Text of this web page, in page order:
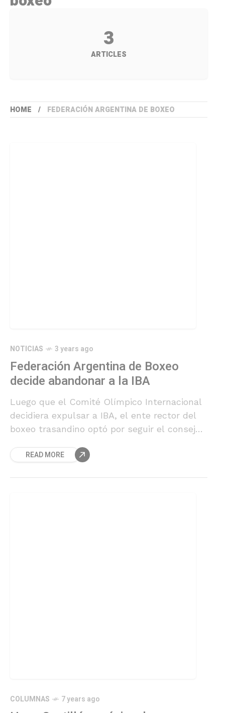
3
ARTICLES
HOME FEDERACIÓN ARGENTINA DE BOXEO
NOTICIAS 3 years ago
Federación Argentina de Boxeo
decide abandonar a la IBA
Luego que el Comité Olímpico Internacional
decidiera expulsar a IBA, el ente rector del
boxeo trasandino optó por seguir el consejo
dicha organización.
READ MORE
COLUMNAS 7 years ago